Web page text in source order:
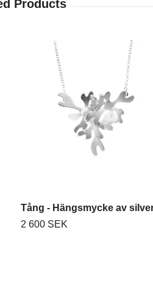
Tång - Hängsmycke av
2 600 SEK